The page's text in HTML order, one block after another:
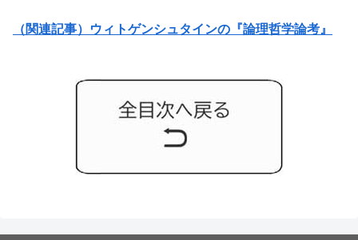
（関連記事）ウィトゲンシュタインの『論理哲学論考』